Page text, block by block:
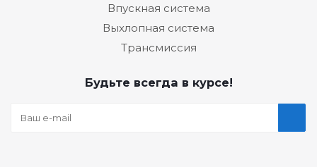
Впускная система
Выхлопная система
Трансмиссия
Будьте всегда в курсе!